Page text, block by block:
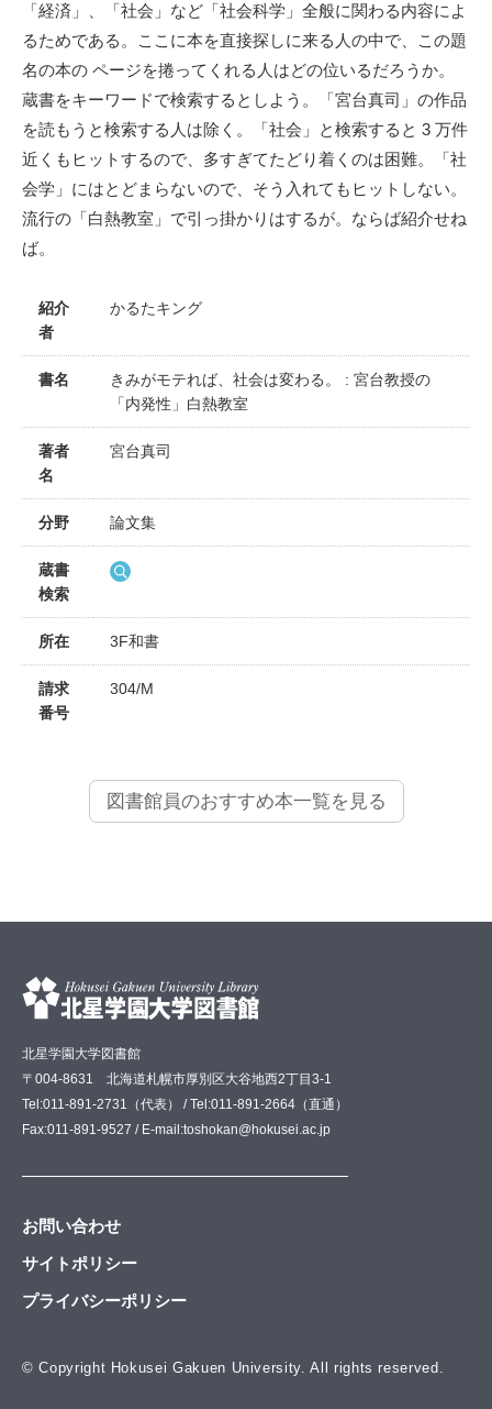
「経済」、「社会」など「社会科学」全般に関わる内容によ
るためである。ここに本を直接探しに来る人の中で、この題
名の本の ページを捲ってくれる人はどの位いるだろうか。
蔵書をキーワードで検索するとしよう。「宮台真司」の作品
を読もうと検索する人は除く。「社会」と検索すると 3 万件
近くもヒットするので、多すぎてたどり着くのは困難。「社
会学」にはとどまらないので、そう入れてもヒットしない。
流行の「白熱教室」で引っ掛かりはするが。ならば紹介せね
ば。
紹介
者
かるたキング
書名
きみがモテれば、社会は変わる。 : 宮台教授の
「内発性」白熱教室
著者
名
宮台真司
分野 論文集
蔵書
検索
所在 3F和書
請求
番号
304/M
図書館員のおすすめ本一覧を見る
北星学園大学図書館
〒004-8631 北海道札幌市厚別区大谷地西2丁目3-1
Tel:011-891-2731（代表） / Tel:011-891-2664（直通）
Fax:011-891-9527 / E-mail:toshokan@hokusei.ac.jp
お問い合わせ
サイトポリシー
プライバシーポリシー
© Copyright Hokusei Gakuen University. All rights reserved.